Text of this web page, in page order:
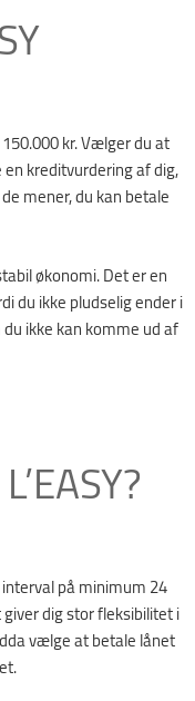
kr. Vælger du at
en kreditvurdering af dig,
mener, du kan betale
økonomi. Det er en
du ikke pludselig ender i
ikke kan komme ud af
på minimum 24
dig stor fleksibilitet i
vælge at betale lånet